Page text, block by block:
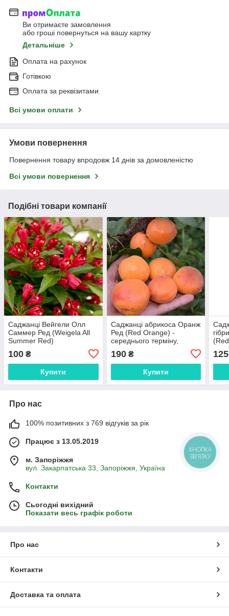
Ви отримаєте замовлення
або гроші повернуться на вашу картку
Детальніше
Оплата на рахунок
Готівкою
Оплата за реквізитами
Всі умови оплати
Умови повернення
Повернення товару впродовж 14 днів за домовленістю
Всі умови повернення
Подібні товари компанії
Саджанці Вейгели Олл
Саммер Ред (Weigela All
Summer Red)
100 ₴
Купити
Саджанці абрикоса Оранж
Ред (Red Orange) -
середнього терміну,
транспортабельний,
зимостійкий
190₴
Купити
125
Про нас
100% позитивних з 769 відгуків за рік
Працює з 13.05.2019
м. Запоріжжя
вул. Закарпатська 33, Запоріжжя, Україна
Контакти
Сьогодні вихідний
Показати весь графік роботи
Про нас
Контакти
Доставка та оплата
КНОПКА
ЗВ'ЯЗКУ